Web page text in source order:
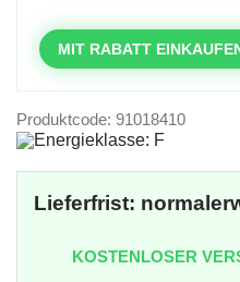
MIT RABATT
Produktcode: 91018410
Lieferfrist:
KOSTENLOSER